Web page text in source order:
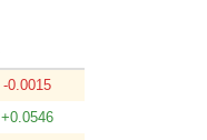
-0.0015
+0.0546